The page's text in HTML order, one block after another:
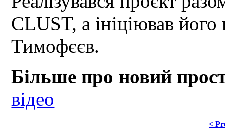
CLUST, а ініціював
Тимофєєв.
Більше про новий
відео
<